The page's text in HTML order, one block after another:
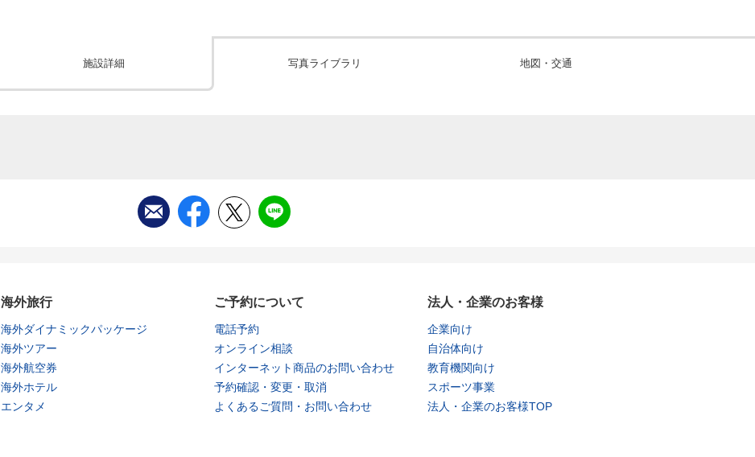
施設詳細 写真ライブラリ 地図・交通
海外旅行
海外ダイナミックパッケージ
海外ツアー
海外航空券
海外ホテル
エンタメ
ご予約について
電話予約
オンライン相談
インターネット商品のお問い合わせ
予約確認・変更・取消
よくあるご質問・お問い合わせ
法人・企業のお客様
企業向け
自治体向け
教育機関向け
スポーツ事業
法人・企業のお客様TOP